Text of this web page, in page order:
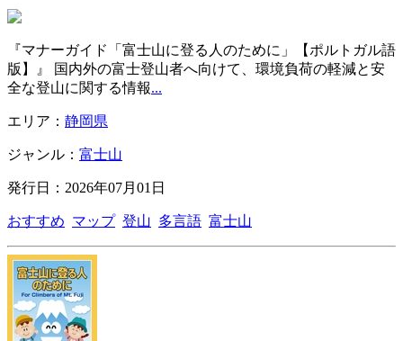
『マナーガイド「富士山に登る人のために」【ポルトガル語
版】』 国内外の富士登山者へ向けて、環境負荷の軽減と安
全な登山に関する情報...
エリア： 静岡県
ジャンル： 富士山
発行日：2026年07月01日
おすすめ マップ 登山 多言語 富士山